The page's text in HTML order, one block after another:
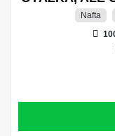
Nafta